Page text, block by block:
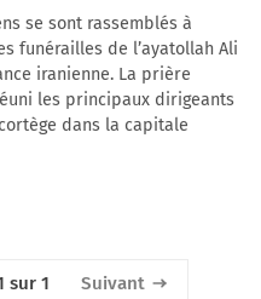
se sont rassemblés à
funérailles de l’ayatollah Ali
iranienne. La prière
les principaux dirigeants
dans la capitale
sur 1 Suivant